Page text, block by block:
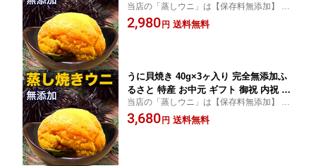
返し 誕生日 贈り物 即日発送 お取り寄
せグルメ 本州送料無料
当店の「蒸しウニ」は【保存料無添加】 苦
みがなく甘味と濃い旨味が自慢の一品 自宅
用はもちろんご贈答にもお勧めです
2,980 円 送料無料
うに貝焼き 40g×3ヶ入り 完全無添加ふ
るさと 特産 お中元 ギフト 御祝 内祝 お
返し 誕生日 贈り物 即日発送 お取り寄
せグルメ 本州送料無料
当店の「蒸しウニ」は【保存料無添加】 苦
みがなく甘味と濃い旨味が自慢の一品 自宅
用はもちろんご贈答にもお勧めです
3,680 円 送料無料